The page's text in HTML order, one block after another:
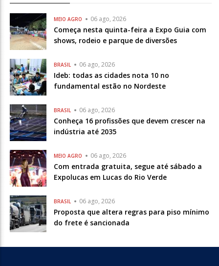
MEIO AGRO 06 ago, 2026
Começa nesta quinta-feira a Expo Guia com
shows, rodeio e parque de diversões
BRASIL 06 ago, 2026
Ideb: todas as cidades nota 10 no
fundamental estão no Nordeste
BRASIL 06 ago, 2026
Conheça 16 profissões que devem crescer na
indústria até 2035
MEIO AGRO 06 ago, 2026
Com entrada gratuita, segue até sábado a
Expolucas em Lucas do Rio Verde
BRASIL 06 ago, 2026
Proposta que altera regras para piso mínimo
do frete é sancionada